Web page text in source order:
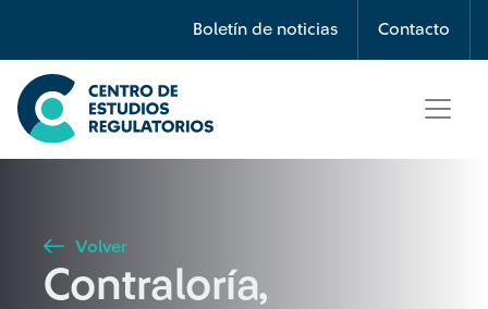
Boletín de noticias Contacto
Búsqueda
Seleccione país
Buscar
Volver
Contraloría,